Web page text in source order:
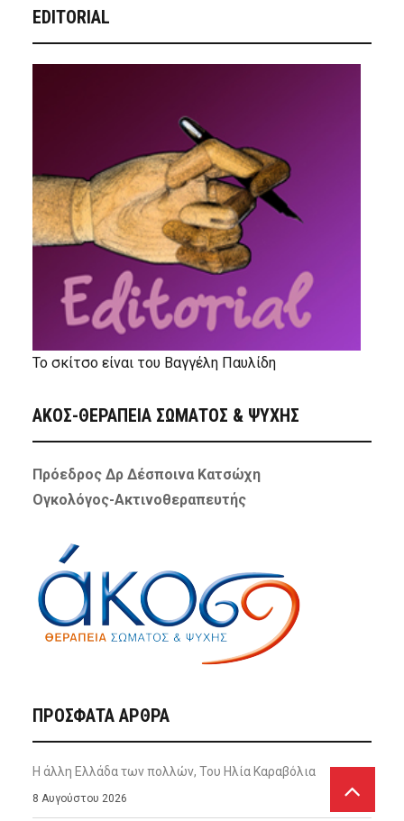
EDITORIAL
Το σκίτσο είναι του Βαγγέλη Παυλίδη
ΑΚΟΣ-ΘΕΡΑΠΕΙΑ ΣΩΜΑΤΟΣ & ΨΥΧΗΣ
Πρόεδρος Δρ Δέσποινα Κατσώχη
Ογκολόγος-Ακτινοθεραπευτής
ΠΡΌΣΦΑΤΑ ΆΡΘΡΑ
Η άλλη Ελλάδα των πολλών, Του Ηλία Καραβόλια
8 Αυγούστου 2026